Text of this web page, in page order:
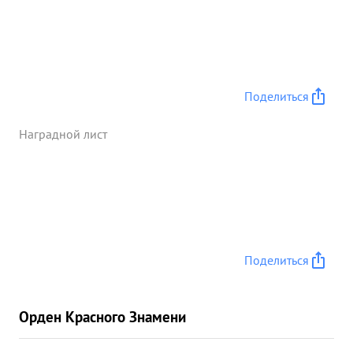
242 НБАД по штурманской подготовки, где он за
все получили отличные и хорошие оценки Лично
Поделиться
Наградной лист
Поделиться
Орден Красного Знамени